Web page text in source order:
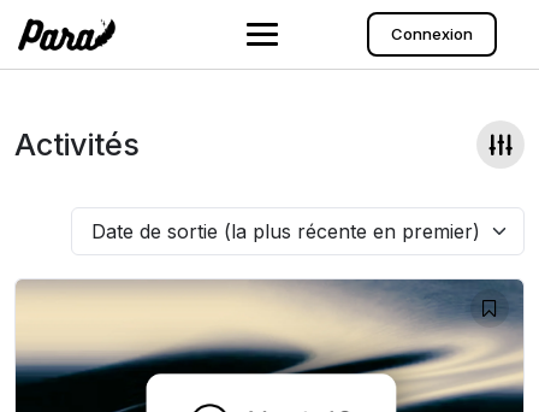
contenu
Connexion
Activités
Date de sortie (la plus récente en premier)